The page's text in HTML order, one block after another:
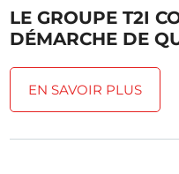
LE GROUPE T2I
DÉMARCHE DE
EN SAVOIR PLUS